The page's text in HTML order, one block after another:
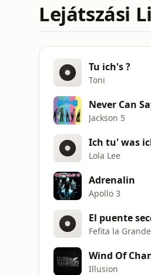
Lejátszási
Tu ich's ?
Toni
Never Can
Jackson 5
Ich tu' was
Lola Lee
Adrenalin
Apollo 3
El puente
Fefita la
Wind Of
Illusion